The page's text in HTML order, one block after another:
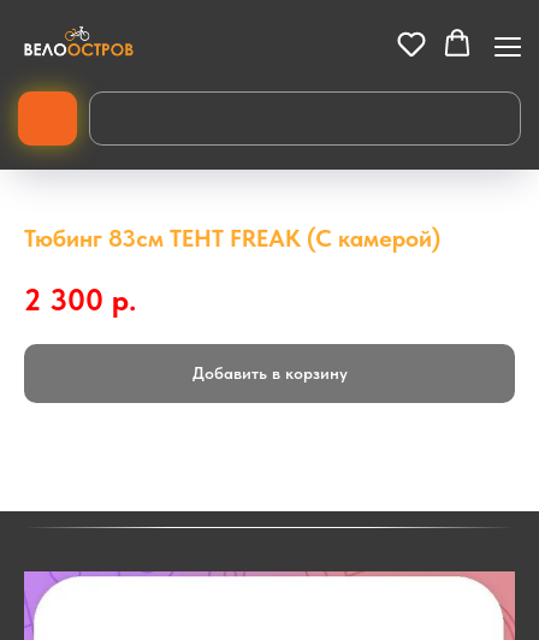
Тюбинг 83см ТЕНТ FREAK (С камерой)
2 300 р.
Добавить в корзину